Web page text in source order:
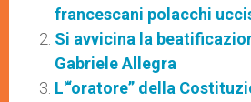
francescani polacchi
Si avvicina la
Gabriele Allegra
L'“oratore” della